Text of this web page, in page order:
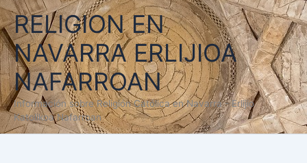
Ir
al
contenido
RELIGION EN
NAVARRA ERLIJIOA
NAFARROAN
Información sobre Religión Católica en Navarra - Erlijio
Katolikoa Nafarroan